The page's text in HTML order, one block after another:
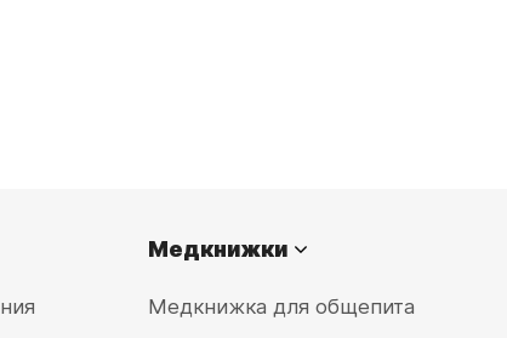
Медкнижки
Медкнижка для общепита